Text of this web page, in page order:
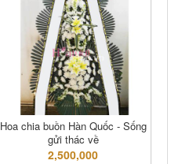
Hoa chia buồn Hàn Quốc - Sống
gửi thác về
2,500,000